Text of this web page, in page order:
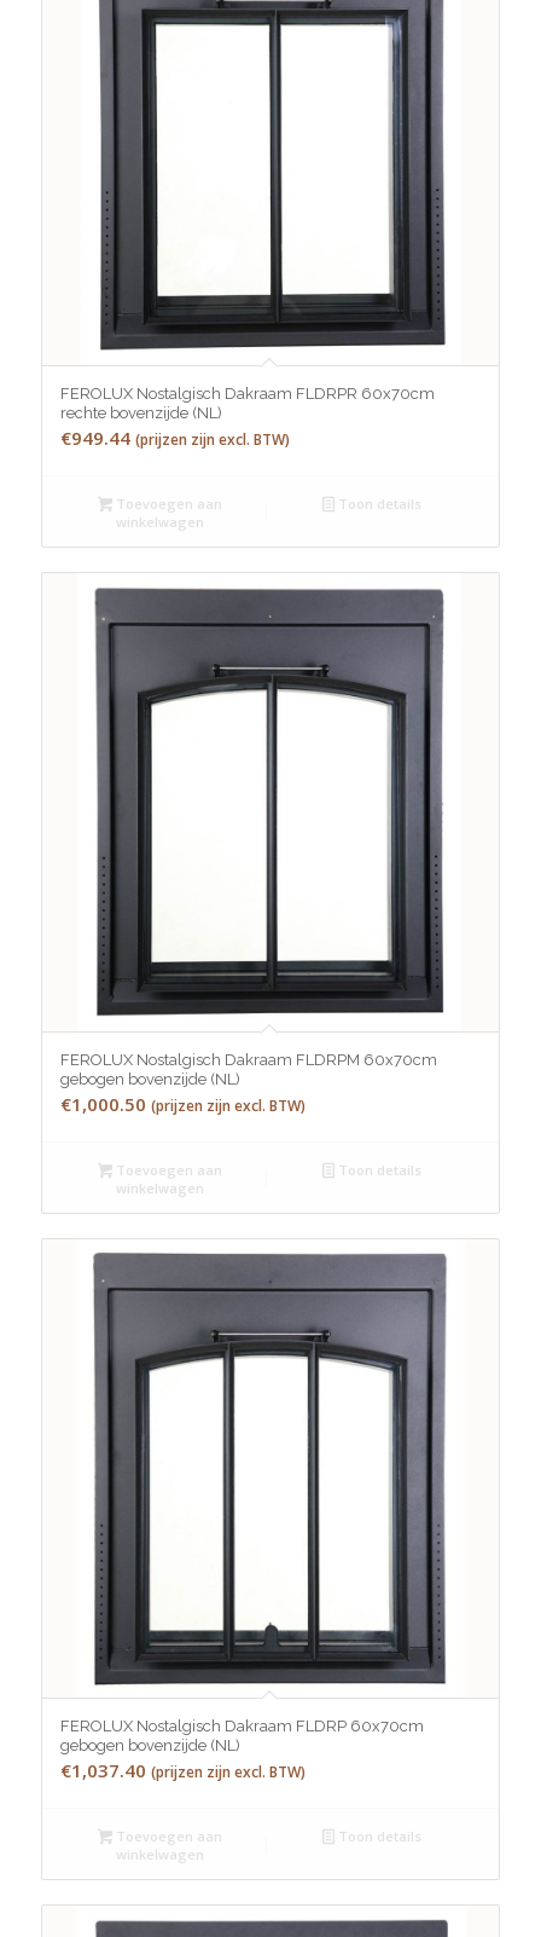
FEROLUX Nostalgisch Dakraam FLDRPR 60x70cm
rechte bovenzijde (NL)
€949.44 (prijzen zijn excl. BTW)
Toevoegen aan
winkelwagen
Toon details
FEROLUX Nostalgisch Dakraam FLDRPM 60x70cm
gebogen bovenzijde (NL)
€1,000.50 (prijzen zijn excl. BTW)
Toevoegen aan
winkelwagen
Toon details
FEROLUX Nostalgisch Dakraam FLDRP 60x70cm
gebogen bovenzijde (NL)
€1,037.40 (prijzen zijn excl. BTW)
Toevoegen aan
winkelwagen
Toon details